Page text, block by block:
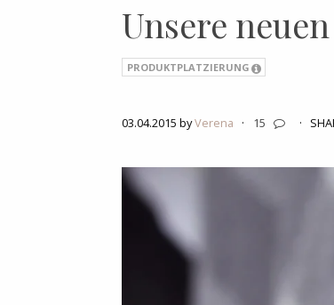
Unsere
PRODUKTPLATZIERUNG
03.04.2015 byVerena · 15 ·